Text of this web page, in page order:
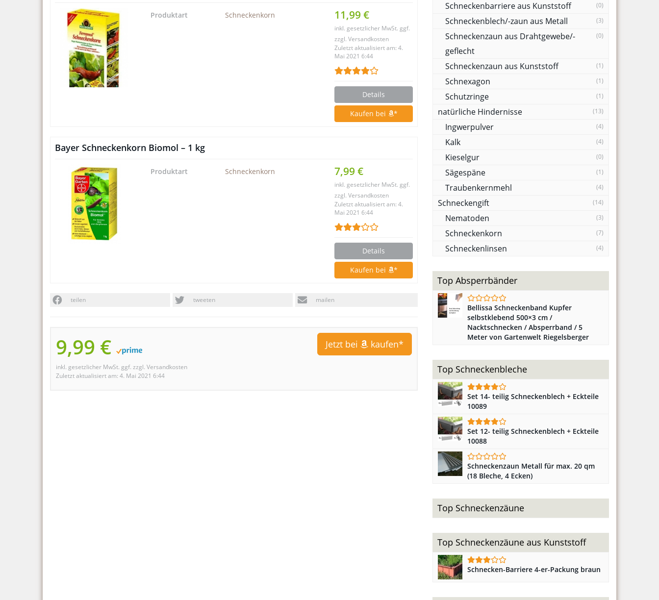
11,99 €
inkl. gesetzlicher MwSt. ggf.
zzgl. Versandkosten
Zuletzt aktualisiert am: 4.
Mai 2021 6:44
Details
Kaufen bei *
Produktart Schneckenkorn
Bayer Schneckenkorn Biomol – 1 kg
7,99 €
inkl. gesetzlicher MwSt. ggf.
zzgl. Versandkosten
Zuletzt aktualisiert am: 4.
Mai 2021 6:44
Details
Kaufen bei *
Produktart Schneckenkorn
teilen tweeten mailen
9,99 €
inkl. gesetzlicher MwSt. ggf. zzgl. Versandkosten
Zuletzt aktualisiert am: 4. Mai 2021 6:44
Jetzt bei kaufen*
Schneckenbarriere aus Kunststoff (0)
Schneckenblech/-zaun aus Metall (3)
Schneckenzaun aus Drahtgewebe/-
geflecht
(0)
Schneckenzaun aus Kunststoff (1)
Schnexagon (1)
Schutzringe (1)
natürliche Hindernisse (13)
Ingwerpulver (4)
Kalk (4)
Kieselgur (0)
Sägespäne (1)
Traubenkernmehl (4)
Schneckengift (14)
Nematoden (3)
Schneckenkorn (7)
Schneckenlinsen (4)
Top Absperrbänder
Bellissa Schneckenband Kupfer
selbstklebend 500×3 cm /
Nacktschnecken / Absperrband / 5
Meter von Gartenwelt Riegelsberger
Top Schneckenbleche
Set 14- teilig Schneckenblech + Eckteile
10089
Set 12- teilig Schneckenblech + Eckteile
10088
Schneckenzaun Metall für max. 20 qm
(18 Bleche, 4 Ecken)
Top Schneckenzäune
Top Schneckenzäune aus Kunststoff
Schnecken-Barriere 4-er-Packung braun